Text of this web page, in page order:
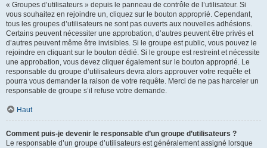
« Groupes d’utilisateurs » depuis le panneau de contrôle de l’utilisateur. Si
vous souhaitez en rejoindre un, cliquez sur le bouton approprié. Cependant,
tous les groupes d’utilisateurs ne sont pas ouverts aux nouvelles adhésions.
Certains peuvent nécessiter une approbation, d’autres peuvent être privés et
d’autres peuvent même être invisibles. Si le groupe est public, vous pouvez le
rejoindre en cliquant sur le bouton dédié. Si le groupe est restreint et nécessite
une approbation, vous devez cliquer également sur le bouton approprié. Le
responsable du groupe d’utilisateurs devra alors approuver votre requête et
pourra vous demander la raison de votre requête. Merci de ne pas harceler un
responsable de groupe s’il refuse votre demande.
Haut
Comment puis-je devenir le responsable d’un groupe d’utilisateurs ?
Le responsable d’un groupe d’utilisateurs est généralement assigné lorsque